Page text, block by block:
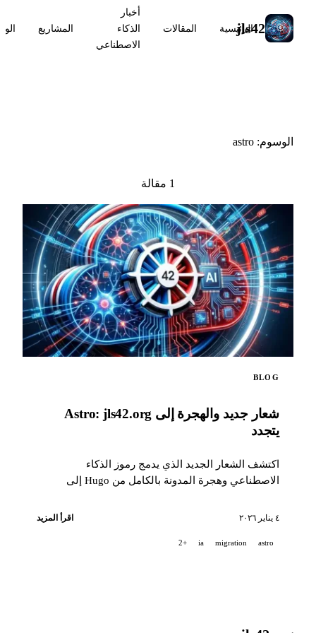
jls42
الرئيسية المقالات
أخبار
الذكاء
الاصطناعي
المشاريع
الوسوم: astro
1 مقالة
BLOG
شعار جديد والهجرة إلى Astro: jls42.org
يتجدد
اكتشف الشعار الجديد الذي يدمج رموز الذكاء
الاصطناعي وهجرة المدونة بالكامل من Hugo إلى
٤ يناير ٢٠٢٦ اقرأ المزيد
astro
migration
ia
+2